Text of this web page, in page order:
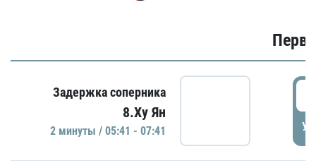
Задержка соперника
8.Ху Ян
2 минуты / 05:41 - 07:41